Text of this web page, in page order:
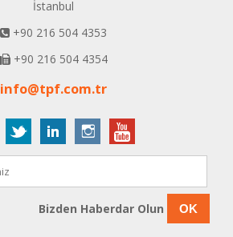
İstanbul
+90 216 504 4353
+90 216 504 4354
info@tpf.com.tr
Bizden Haberdar Olun OK